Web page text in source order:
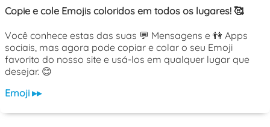
Copie e cole Emojis coloridos em todos os lugares! 🥰
Você conhece estas das suas 💬 Mensagens e 👫 Apps
sociais, mas agora pode copiar e colar o seu Emoji
favorito do nosso site e usá-los em qualquer lugar que
desejar. 😊
Emoji ▸▸